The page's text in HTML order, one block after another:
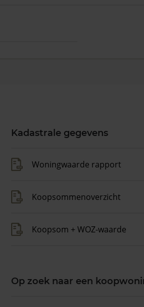
Kadastrale gegevens
Woningwaarde rapport
Koopsommenoverzicht
Koopsom + WOZ-waarde
Op zoek naar een